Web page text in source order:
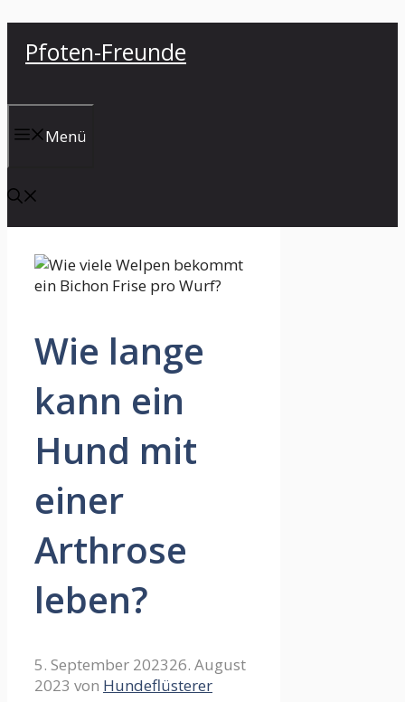
Inhalt
Pfoten-Freunde
Menü
Wie lange
kann ein
Hund mit
einer
Arthrose
leben?
5. September 202326. August
2023 von Hundeflüsterer